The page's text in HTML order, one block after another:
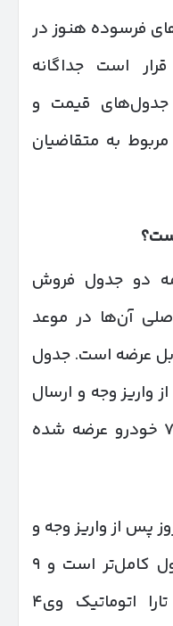
فرسوده هنوز در
است جداگانه
جدول‌های قیمت و
به متقاضیان
دو جدول فروش
آن‌ها در موعد
عرضه است. جدول
۹۰ روز پس از واریز وجه و ارسال
پرونده دارد. در این جدول ۷ خودرو عرضه شده
دوم موعد تحویل ۳۰ روز پس از واریز وجه و
ارسال پرونده دارد. این جدول کامل‌تر است و ۹
خودرو را شامل می‌شود. تارا اتوماتیک وی۴